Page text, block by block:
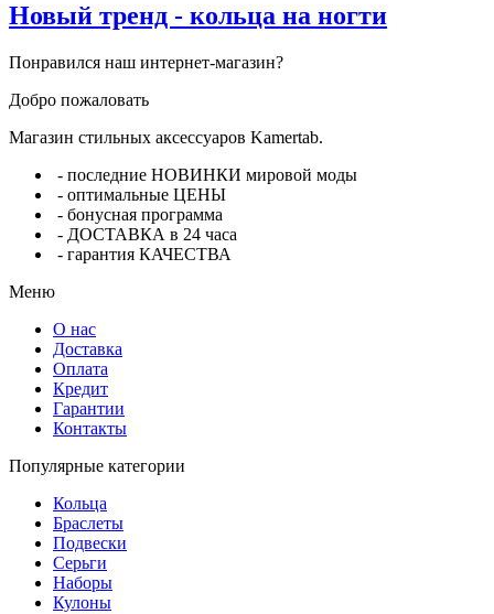
Новый тренд - кольца на ногти
Понравился наш интернет-магазин?
Добро пожаловать
Магазин стильных аксессуаров Kamertab.
- последние НОВИНКИ мировой моды
- оптимальные ЦЕНЫ
- бонусная программа
- ДОСТАВКА в 24 часа
- гарантия КАЧЕСТВА
Меню
О нас
Доставка
Оплата
Кредит
Гарантии
Контакты
Популярные категории
Кольца
Браслеты
Подвески
Серьги
Наборы
Кулоны